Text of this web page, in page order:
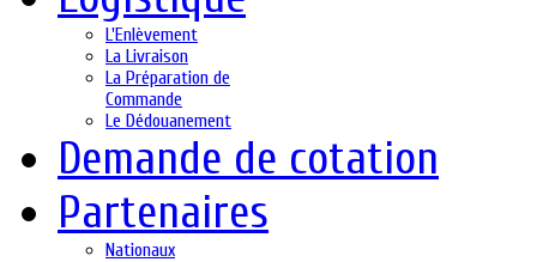
L'Enlèvement
La Livraison
La Préparation de
Commande
Le Dédouanement
Demande de cotation
Partenaires
Nationaux